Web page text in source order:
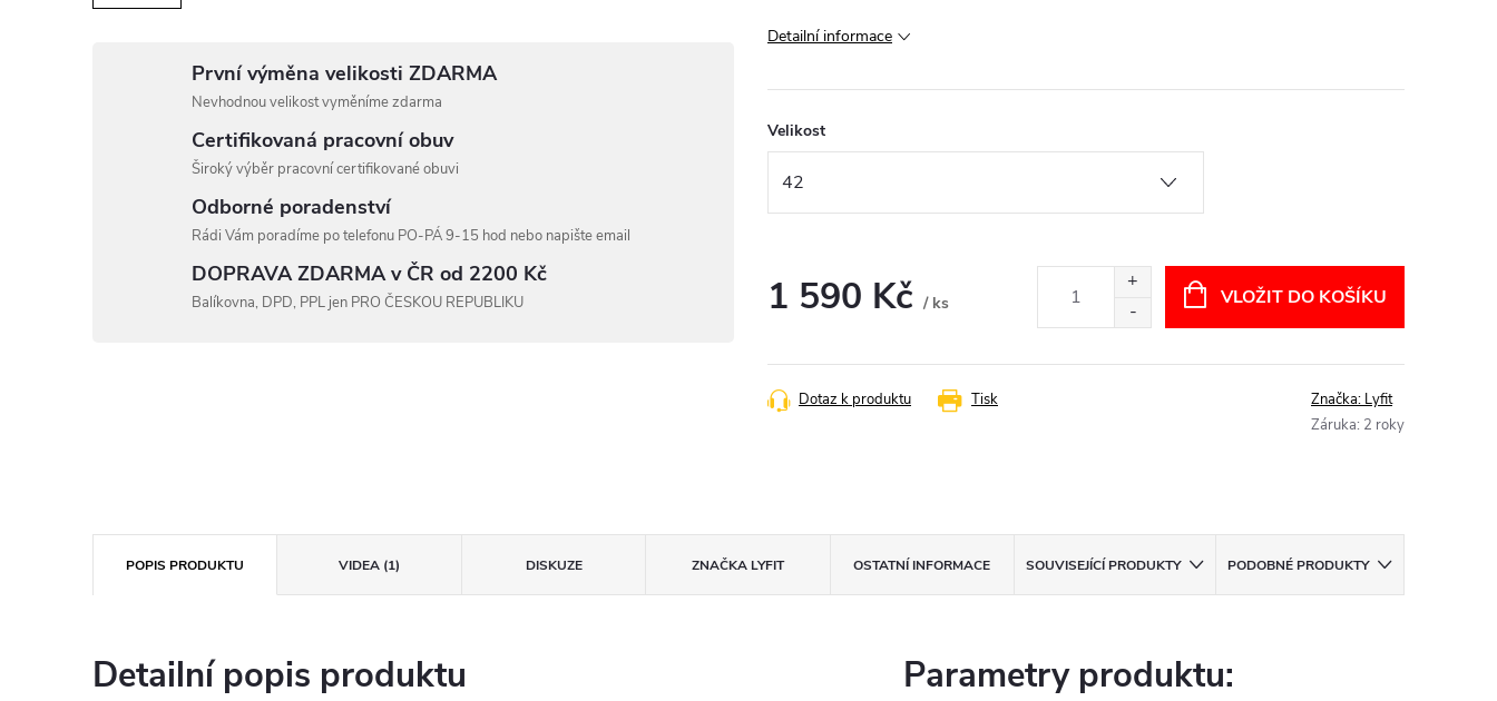
První výměna velikosti ZDARMA
Nevhodnou velikost vyměníme zdarma
Certifikovaná pracovní obuv
Široký výběr pracovní certifikované obuvi
Odborné poradenství
Rádi Vám poradíme po telefonu PO-PÁ 9-15 hod nebo napište email
DOPRAVA ZDARMA v ČR od 2200 Kč
Balíkovna, DPD, PPL jen PRO ČESKOU REPUBLIKU
Detailní informace
Velikost
1 590 Kč / ks
VLOŽIT DO KOŠÍKU
Tisk
Dotaz k produktu Značka: Lyfit
Záruka: 2 roky
POPIS PRODUKTU VIDEA (1) DISKUZE ZNAČKALYFIT OSTATNÍ INFORMACE SOUVISEJÍCÍ PRODUKTY PODOBNÉ PRODUKTY
Detailní popis produktu Parametry produktu: